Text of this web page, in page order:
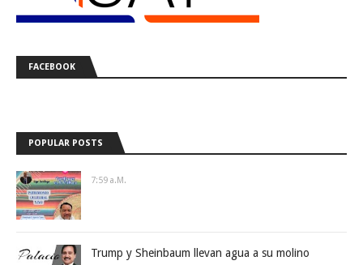
FACEBOOK
POPULAR POSTS
7:59 A.m.
Trump y Sheinbaum llevan agua a su molino